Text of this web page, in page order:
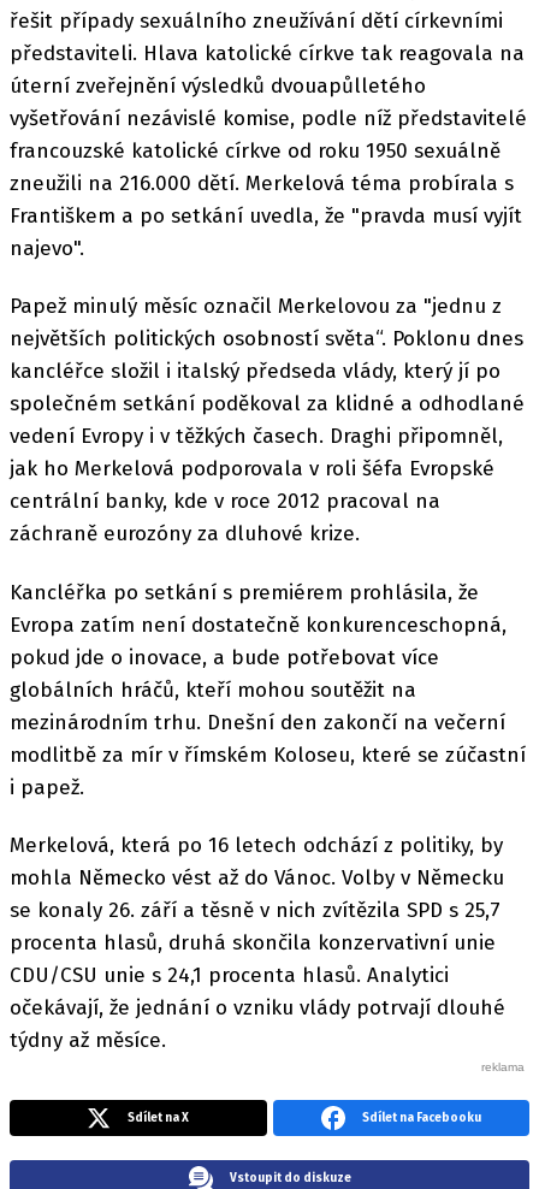
řešit případy sexuálního zneužívání dětí církevními
představiteli. Hlava katolické církve tak reagovala na
úterní zveřejnění výsledků dvouapůlletého
vyšetřování nezávislé komise, podle níž představitelé
francouzské katolické církve od roku 1950 sexuálně
zneužili na 216.000 dětí. Merkelová téma probírala s
Františkem a po setkání uvedla, že "pravda musí vyjít
najevo".
Papež minulý měsíc označil Merkelovou za "jednu z
největších politických osobností světa“. Poklonu dnes
kancléřce složil i italský předseda vlády, který jí po
společném setkání poděkoval za klidné a odhodlané
vedení Evropy i v těžkých časech. Draghi připomněl,
jak ho Merkelová podporovala v roli šéfa Evropské
centrální banky, kde v roce 2012 pracoval na
záchraně eurozóny za dluhové krize.
Kancléřka po setkání s premiérem prohlásila, že
Evropa zatím není dostatečně konkurenceschopná,
pokud jde o inovace, a bude potřebovat více
globálních hráčů, kteří mohou soutěžit na
mezinárodním trhu. Dnešní den zakončí na večerní
modlitbě za mír v římském Koloseu, které se zúčastní
i papež.
Merkelová, která po 16 letech odchází z politiky, by
mohla Německo vést až do Vánoc. Volby v Německu
se konaly 26. září a těsně v nich zvítězila SPD s 25,7
procenta hlasů, druhá skončila konzervativní unie
CDU/CSU unie s 24,1 procenta hlasů. Analytici
očekávají, že jednání o vzniku vlády potrvají dlouhé
týdny až měsíce.
Sdílet na X Sdílet na Facebooku
Vstoupit do diskuze